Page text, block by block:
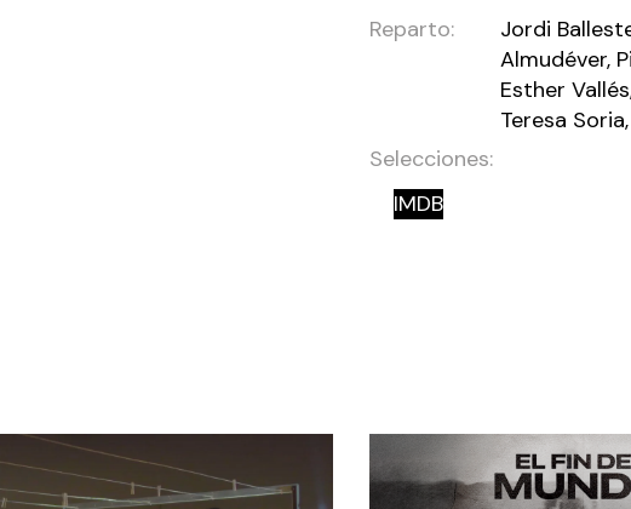
Reparto:
Jordi
Almudéver,
Esther
Teresa
Selecciones:
IMDB